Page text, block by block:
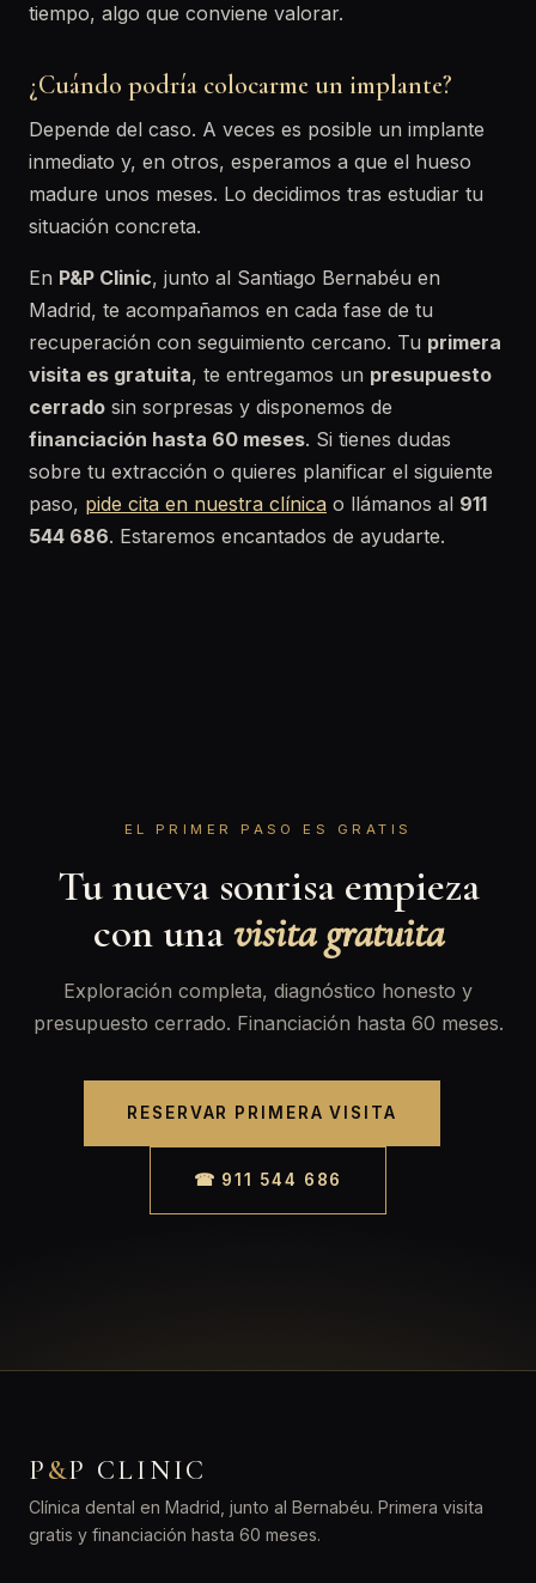
tiempo, algo que conviene valorar.
¿Cuándo podría colocarme un implante?
Depende del caso. A veces es posible un implante
inmediato y, en otros, esperamos a que el hueso
madure unos meses. Lo decidimos tras estudiar tu
situación concreta.
En P&P Clinic, junto al Santiago Bernabéu en
Madrid, te acompañamos en cada fase de tu
recuperación con seguimiento cercano. Tu primera
visita es gratuita, te entregamos un presupuesto
cerrado sin sorpresas y disponemos de
financiación hasta 60 meses. Si tienes dudas
sobre tu extracción o quieres planificar el siguiente
paso, pide cita en nuestra clínica o llámanos al 911
544 686. Estaremos encantados de ayudarte.
EL PRIMER PASO ES GRATIS
Tu nueva sonrisa empieza
con unavisita gratuita
Exploración completa, diagnóstico honesto y
presupuesto cerrado. Financiación hasta 60 meses.
RESERVAR PRIMERA VISITA
☎ 911 544 686
P&P CLINIC
Clínica dental en Madrid, junto al Bernabéu. Primera visita
gratis y financiación hasta 60 meses.